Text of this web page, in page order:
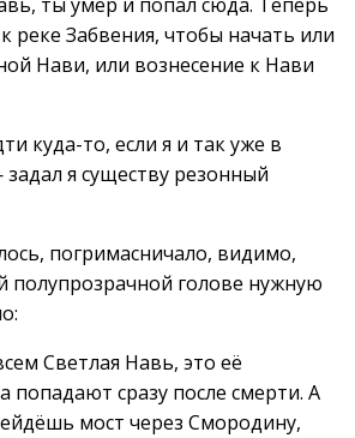
реке Забвения, чтобы начать или
Нави, или вознесение к Нави
куда-то, если я и так уже в
я существу резонный
погримасничало, видимо,
полупрозрачной голове нужную
Светлая Навь, это её
попадают сразу после смерти. А
мост через Смородину,